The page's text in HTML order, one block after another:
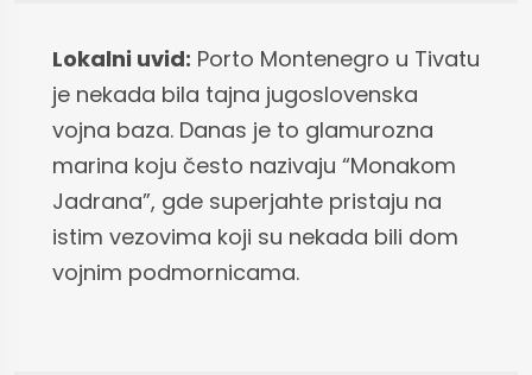
Lokalni uvid: Porto Montenegro u Tivatu
je nekada bila tajna jugoslovenska
vojna baza. Danas je to glamurozna
marina koju često nazivaju “Monakom
Jadrana”, gde superjahte pristaju na
istim vezovima koji su nekada bili dom
vojnim podmornicama.